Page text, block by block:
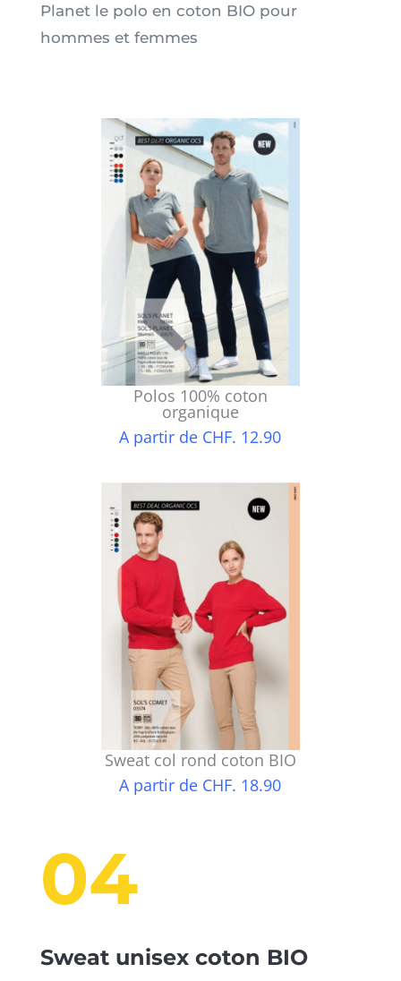
Planet le polo en coton BIO pour
hommes et femmes
Polos 100% coton
organique
A partir de CHF. 12.90
Sweat col rond coton BIO
A partir de CHF. 18.90
04
Sweat unisex coton BIO